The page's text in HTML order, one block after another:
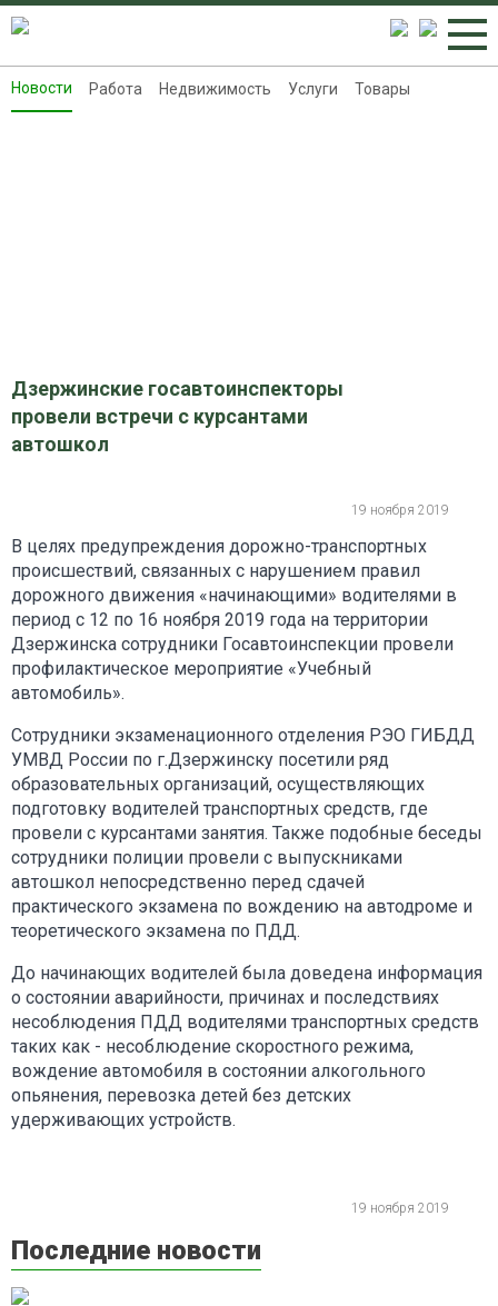
Новости
Новости Работа Недвижимость Услуги Товары
Дзержинские госавтоинспекторы
провели встречи с курсантами
автошкол
19 ноября 2019
В целях предупреждения дорожно-транспортных
происшествий, связанных с нарушением правил
дорожного движения «начинающими» водителями в
период с 12 по 16 ноября 2019 года на территории
Дзержинска сотрудники Госавтоинспекции провели
профилактическое мероприятие «Учебный
автомобиль».
Сотрудники экзаменационного отделения РЭО ГИБДД
УМВД России по г.Дзержинску посетили ряд
образовательных организаций, осуществляющих
подготовку водителей транспортных средств, где
провели с курсантами занятия. Также подобные беседы
сотрудники полиции провели с выпускниками
автошкол непосредственно перед сдачей
практического экзамена по вождению на автодроме и
теоретического экзамена по ПДД.
До начинающих водителей была доведена информация
о состоянии аварийности, причинах и последствиях
несоблюдения ПДД водителями транспортных средств
таких как - несоблюдение скоростного режима,
вождение автомобиля в состоянии алкогольного
опьянения, перевозка детей без детских
удерживающих устройств.
19 ноября 2019
Последние новости